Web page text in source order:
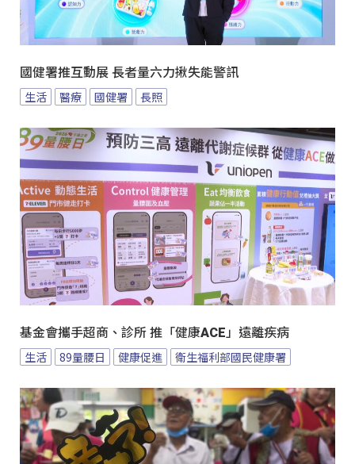
國健署推互動展 長者量六力揪失能警訊
生活 醫療 國健署 長照
基金會攜手超商、診所 推「健康ACE」遠離疾病
生活 89量腰日 健康促進 衛生福利部國民健康署